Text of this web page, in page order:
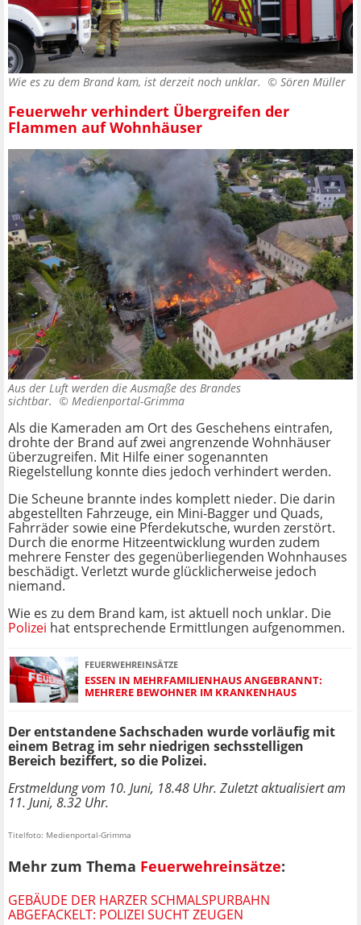
Wie es zu dem Brand kam, ist derzeit noch unklar. © Sören Müller
Feuerwehr verhindert Übergreifen der
Flammen auf Wohnhäuser
Aus der Luft werden die Ausmaße des Brandes
sichtbar. © Medienportal-Grimma
Als die Kameraden am Ort des Geschehens eintrafen,
drohte der Brand auf zwei angrenzende Wohnhäuser
überzugreifen. Mit Hilfe einer sogenannten
Riegelstellung konnte dies jedoch verhindert werden.
Die Scheune brannte indes komplett nieder. Die darin
abgestellten Fahrzeuge, ein Mini-Bagger und Quads,
Fahrräder sowie eine Pferdekutsche, wurden zerstört.
Durch die enorme Hitzeentwicklung wurden zudem
mehrere Fenster des gegenüberliegenden Wohnhauses
beschädigt. Verletzt wurde glücklicherweise jedoch
niemand.
Wie es zu dem Brand kam, ist aktuell noch unklar. Die
Polizei hat entsprechende Ermittlungen aufgenommen.
FEUERWEHREINSÄTZE
ESSEN IN MEHRFAMILIENHAUS ANGEBRANNT:
MEHRERE BEWOHNER IM KRANKENHAUS
Der entstandene Sachschaden wurde vorläufig mit
einem Betrag im sehr niedrigen sechsstelligen
Bereich beziffert, so die Polizei.
Erstmeldung vom 10. Juni, 18.48 Uhr. Zuletzt aktualisiert am
11. Juni, 8.32 Uhr.
Titelfoto: Medienportal-Grimma
Mehr zum Thema Feuerwehreinsätze:
GEBÄUDE DER HARZER SCHMALSPURBAHN
ABGEFACKELT: POLIZEI SUCHT ZEUGEN